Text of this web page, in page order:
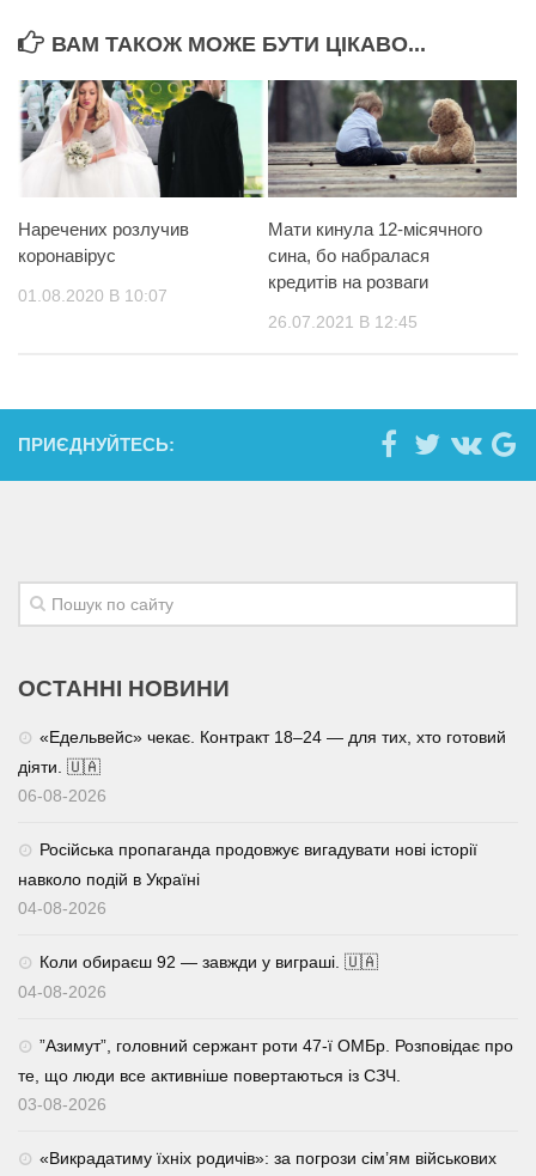
ВАМ ТАКОЖ МОЖЕ БУТИ ЦІКАВО...
Наречених розлучив
коронавірус
01.08.2020 В 10:07
Мати кинула 12-місячного
сина, бо набралася
кредитів на розваги
26.07.2021 В 12:45
ПРИЄДНУЙТЕСЬ:
ОСТАННІ НОВИНИ
«Едельвейс» чекає. Контракт 18–24 — для тих, хто готовий
діяти. 🇺🇦
06-08-2026
Російська пропаганда продовжує вигадувати нові історії
навколо подій в Україні
04-08-2026
Коли обираєш 92 — завжди у виграші. 🇺🇦
04-08-2026
⁨”Азимут”, головний сержант роти 47-ї ОМБр. Розповідає про
те, що люди все активніше повертаються із СЗЧ.
03-08-2026
«Викрадатиму їхніх родичів»: за погрози сім’ям військових